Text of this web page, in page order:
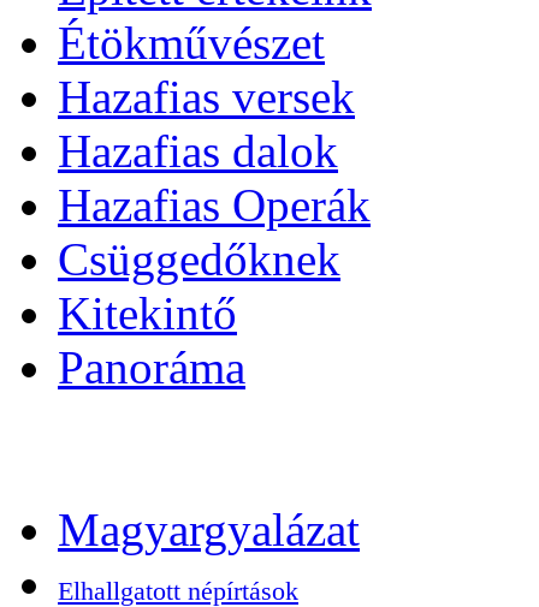
Étökművészet
Hazafias versek
Hazafias dalok
Hazafias Operák
Csüggedőknek
Kitekintő
Panoráma
Magyargyalázat
Elhallgatott népírtások